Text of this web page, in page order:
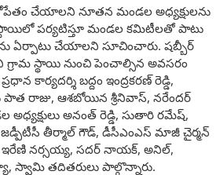
చేయాలని నూతన మండల అధ్యక్షులను
పర్యటిస్తూ మండల కమిటీలతో పాటు
ఏర్పాటు చేయాలని సూచించారు. ష‌బ్బీర్
గ్రామ స్థాయి నుంచి పెంచాల్సిన అవసరం
కార్యదర్శి బద్దం ఇంద్రకరణ్ రెడ్డి,
పాత రాజు, ఆశబోయిన శ్రీనివాస్, నరేందర్
అనంత్ రెడ్డి, సుతారి రమేష్,
తీర్మాల్ గౌడ్, డీసీఎంఎస్ మాజీ చైర్మన్
ఇరేణి నర్సయ్య, సదర్ నాయక్, అనిల్,
స్వామి తదితరులు పాల్గొన్నారు.